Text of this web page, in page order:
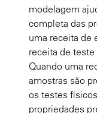
modelagem
completa das
uma receita de
receita de
Quando uma
amostras são
os testes
propriedades